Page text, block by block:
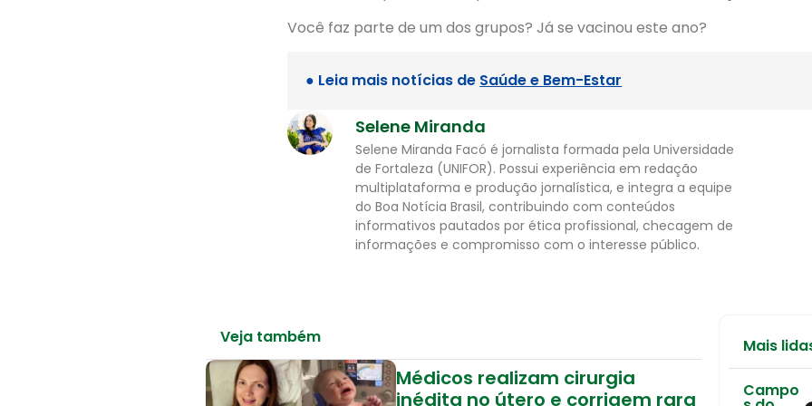
Você faz parte de um dos grupos? Já se vacinou este ano?
● Leia mais notícias de Saúde e Bem-Estar
Selene Miranda
Selene Miranda Facó é jornalista formada pela Universidade
de Fortaleza (UNIFOR). Possui experiência em redação
multiplataforma e produção jornalística, e integra a equipe
do Boa Notícia Brasil, contribuindo com conteúdos
informativos pautados por ética profissional, checagem de
informações e compromisso com o interesse público.
Veja também
Médicos realizam cirurgia
inédita no útero e corrigem rara
Mais
Campo